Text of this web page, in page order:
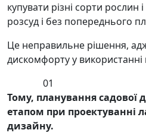
купувати різні сорти рослин
розсуд і без попереднього
Це неправильне рішення,
дискомфорту у
01
Тому, планування садової
етапом при проектуванні
дизайну.